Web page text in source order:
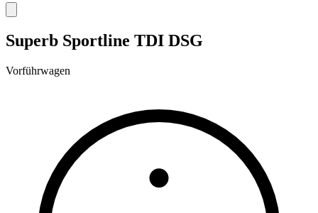
Superb Sportline TDI DSG
Vorführwagen